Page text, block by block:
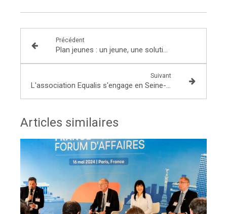
Précédent
Plan jeunes : un jeune, une solution
Suivant
L'association Equalis s'engage en Seine-et-Marne pour l'accueil et l'intégration des personnes réfugiées
Articles similaires